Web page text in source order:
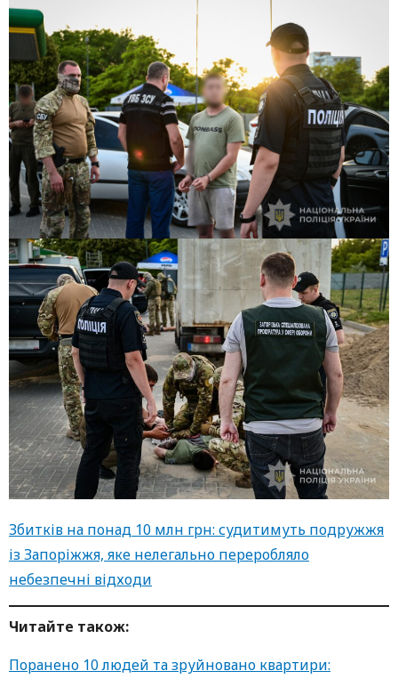
Збитків на понад 10 млн грн: судитимуть подружжя
із Запоріжжя, яке нелегально переробляло
небезпечні відходи
Читайте також:
Поранено 10 людей та зруйновано квартири: